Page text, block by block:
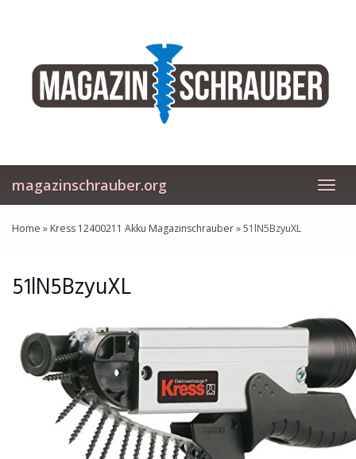
magazinschrauber.org
Home » Kress 12400211 Akku Magazinschrauber»51lN5BzyuXL
51lN5BzyuXL